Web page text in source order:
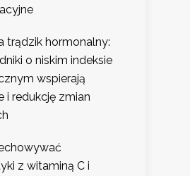
trądzik hormonalny:
o niskim indeksie
wspierają
i redukcję zmian
z witaminą C i